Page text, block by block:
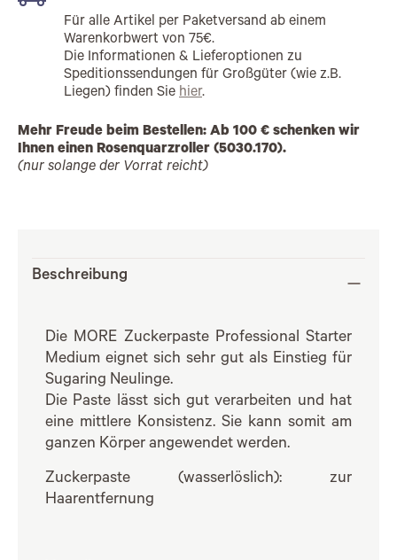
Für alle Artikel per Paketversand ab einem
Warenkorbwert von 75€.
Die Informationen & Lieferoptionen zu
Speditionssendungen für Großgüter (wie z.B.
Liegen) finden Sie hier.
Mehr Freude beim Bestellen: Ab 100 € schenken wir
Ihnen einen Rosenquarzroller (5030.170).
(nur solange der Vorrat reicht)
Beschreibung
Die MORE Zuckerpaste Professional Starter
Medium eignet sich sehr gut als Einstieg für
Sugaring Neulinge.
Die Paste lässt sich gut verarbeiten und hat
eine mittlere Konsistenz. Sie kann somit am
ganzen Körper angewendet werden.
Zuckerpaste (wasserlöslich): zur
Haarentfernung